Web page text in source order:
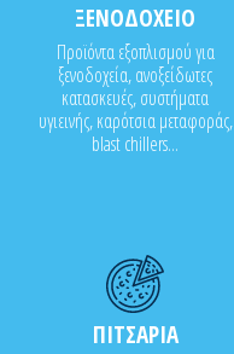
ΞΕΝΟΔΟΧΕΙΟ
Προϊόντα εξοπλισμού για
ξενοδοχεία, ανοξείδωτες
κατασκευές, συστήματα
υγιεινής, καρότσια μεταφοράς,
blast chillers...
ΠΙΤΣΑΡΙΑ